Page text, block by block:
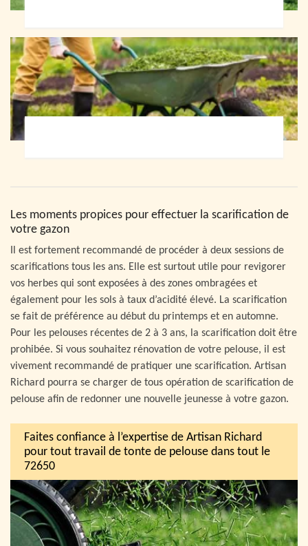
Les moments propices pour effectuer la scarification de
votre gazon
Il est fortement recommandé de procéder à deux sessions de
scarifications tous les ans. Elle est surtout utile pour revigorer
vos herbes qui sont exposées à des zones ombragées et
également pour les sols à taux d’acidité élevé. La scarification
se fait de préférence au début du printemps et en automne.
Pour les pelouses récentes de 2 à 3 ans, la scarification doit être
prohibée. Si vous souhaitez rénovation de votre pelouse, il est
vivement recommandé de pratiquer une scarification. Artisan
Richard pourra se charger de tous opération de scarification de
pelouse afin de redonner une nouvelle jeunesse à votre gazon.
Faites confiance à l’expertise de Artisan Richard
pour tout travail de tonte de pelouse dans tout le
72650